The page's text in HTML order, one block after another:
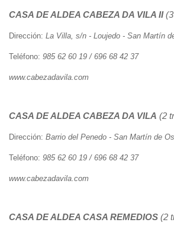
CASA DE ALDEA CABEZA DA VILA II(3
Dirección: La Villa, s/n - Loujedo - San Martín
Teléfono: 985 62 60 19 / 696 68 42 37
www.cabezadavila.com
CASA DE ALDEA CABEZA DA VILA (2
Dirección: Barrio del Penedo - San Martín de
Teléfono: 985 62 60 19 / 696 68 42 37
www.cabezadavila.com
CASA DE ALDEA CASA REMEDIOS (2